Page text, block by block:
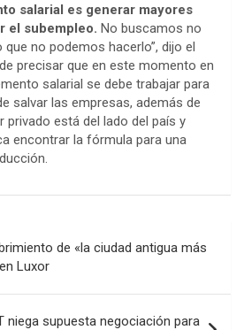
salarial es generar mayores
el subempleo. No buscamos no
no podemos hacerlo”, dijo el
precisar que en este momento en
salarial se debe trabajar para
salvar las empresas, además de
privado está del lado del país y
encontrar la fórmula para una
de «la ciudad antigua más
Luxor
niega supuesta negociación para